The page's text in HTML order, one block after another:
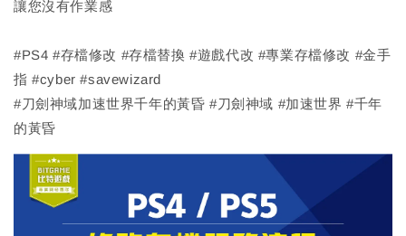
讓您沒有作業感
#PS4 #存檔修改 #存檔替換 #遊戲代改 #專業存檔修改 #金手
指 #cyber #savewizard
#刀劍神域加速世界千年的黃昏 #刀劍神域 #加速世界 #千年
的黃昏